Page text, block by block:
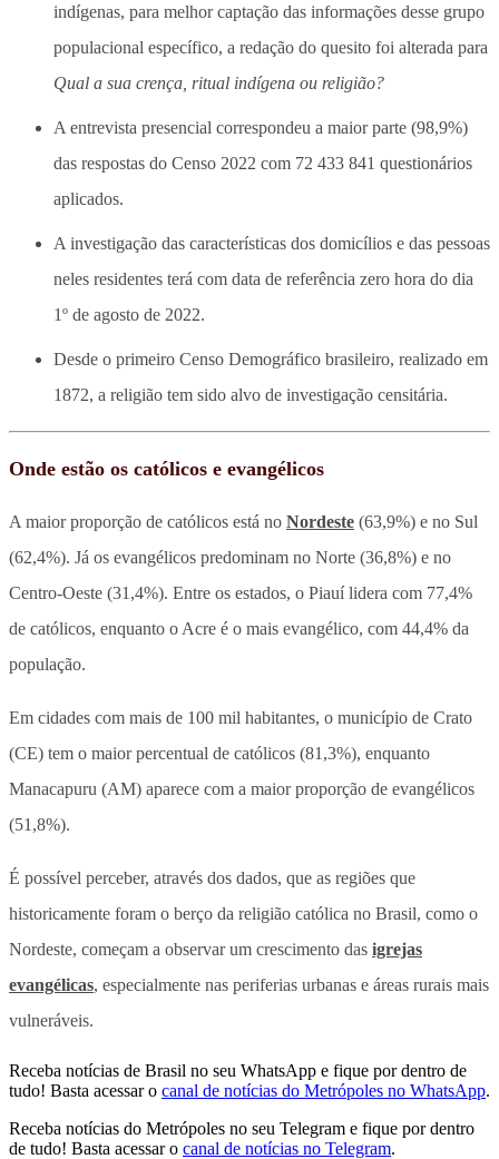
indígenas, para melhor captação das informações desse grupo
populacional específico, a redação do quesito foi alterada para
Qual a sua crença, ritual indígena ou religião?
A entrevista presencial correspondeu a maior parte (98,9%)
das respostas do Censo 2022 com 72 433 841 questionários
aplicados.
A investigação das características dos domicílios e das pessoas
neles residentes terá com data de referência zero hora do dia
1º de agosto de 2022.
Desde o primeiro Censo Demográfico brasileiro, realizado em
1872, a religião tem sido alvo de investigação censitária.
Onde estão os católicos e evangélicos
A maior proporção de católicos está no Nordeste (63,9%) e no Sul
(62,4%). Já os evangélicos predominam no Norte (36,8%) e no
Centro-Oeste (31,4%). Entre os estados, o Piauí lidera com 77,4%
de católicos, enquanto o Acre é o mais evangélico, com 44,4% da
população.
Em cidades com mais de 100 mil habitantes, o município de Crato
(CE) tem o maior percentual de católicos (81,3%), enquanto
Manacapuru (AM) aparece com a maior proporção de evangélicos
(51,8%).
É possível perceber, através dos dados, que as regiões que
historicamente foram o berço da religião católica no Brasil, como o
Nordeste, começam a observar um crescimento das igrejas
evangélicas, especialmente nas periferias urbanas e áreas rurais mais
vulneráveis.
Receba notícias de Brasil no seu WhatsApp e fique por dentro de
tudo! Basta acessar o canal de notícias do Metrópoles no WhatsApp.
Receba notícias do Metrópoles no seu Telegram e fique por dentro
de tudo! Basta acessar o canal de notícias no Telegram.